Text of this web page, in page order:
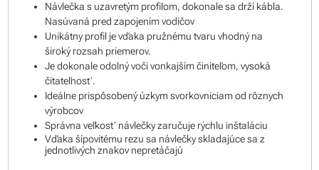
Návlečka s uzavretým profilom, dokonale sa drží kábla.
Nasúvaná pred zapojením vodičov
Unikátny profil je vďaka pružnému tvaru vhodný na
široký rozsah priemerov.
Je dokonale odolný voči vonkajším činiteľom, vysoká
čitateľnosť.
Ideálne prispôsobený úzkym svorkovniciam od rôznych
výrobcov
Správna veľkosť návlečky zaručuje rýchlu inštaláciu
Vďaka šípovitému rezu sa návlečky skladajúce sa z
jednotlivých znakov nepretáčajú